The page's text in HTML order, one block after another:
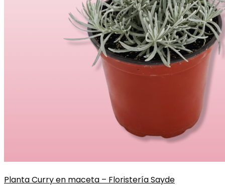
Planta Curry en maceta – Floristería Sayde